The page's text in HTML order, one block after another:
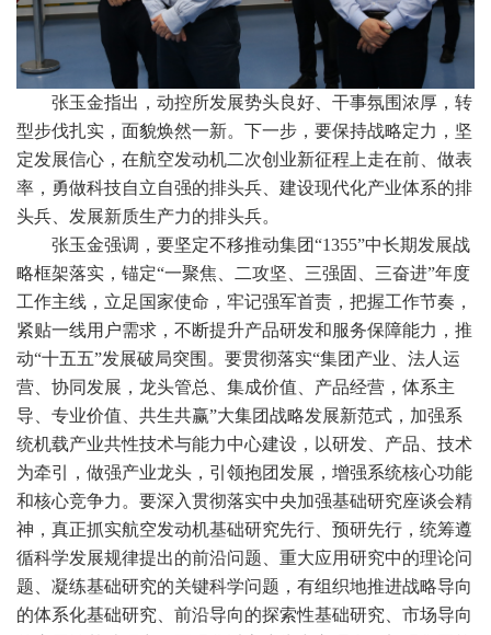
张玉金指出，动控所发展势头良好、干事氛围浓厚，转
型步伐扎实，面貌焕然一新。下一步，要保持战略定力，坚
定发展信心，在航空发动机二次创业新征程上走在前、做表
率，勇做科技自立自强的排头兵、建设现代化产业体系的排
头兵、发展新质生产力的排头兵。
张玉金强调，要坚定不移推动集团“1355”中长期发展战
略框架落实，锚定“一聚焦、二攻坚、三强固、三奋进”年度
工作主线，立足国家使命，牢记强军首责，把握工作节奏，
紧贴一线用户需求，不断提升产品研发和服务保障能力，推
动“十五五”发展破局突围。要贯彻落实“集团产业、法人运
营、协同发展，龙头管总、集成价值、产品经营，体系主
导、专业价值、共生共赢”大集团战略发展新范式，加强系
统机载产业共性技术与能力中心建设，以研发、产品、技术
为牵引，做强产业龙头，引领抱团发展，增强系统核心功能
和核心竞争力。要深入贯彻落实中央加强基础研究座谈会精
神，真正抓实航空发动机基础研究先行、预研先行，统筹遵
循科学发展规律提出的前沿问题、重大应用研究中的理论问
题、凝练基础研究的关键科学问题，有组织地推进战略导向
的体系化基础研究、前沿导向的探索性基础研究、市场导向